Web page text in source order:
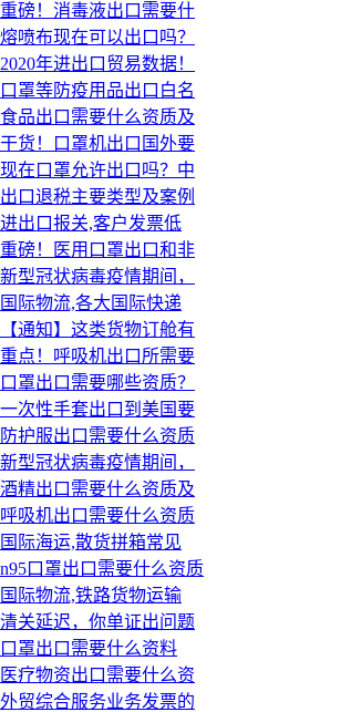
重磅！消毒液出口需要什
熔喷布现在可以出口吗？
2020年进出口贸易数据！
口罩等防疫用品出口白名
食品出口需要什么资质及
干货！口罩机出口国外要
现在口罩允许出口吗？中
出口退税主要类型及案例
进出口报关,客户发票低
重磅！医用口罩出口和非
新型冠状病毒疫情期间，
国际物流,各大国际快递
【通知】这类货物订舱有
重点！呼吸机出口所需要
口罩出口需要哪些资质？
一次性手套出口到美国要
防护服出口需要什么资质
新型冠状病毒疫情期间，
酒精出口需要什么资质及
呼吸机出口需要什么资质
国际海运,散货拼箱常见
n95口罩出口需要什么资质
国际物流,铁路货物运输
清关延迟，你单证出问题
口罩出口需要什么资料
医疗物资出口需要什么资
外贸综合服务业务发票的